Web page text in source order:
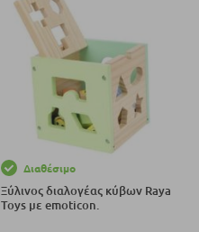
Διαθέσιμο
Ξύλινος διαλογέας κύβων Raya
Toys με emoticon.